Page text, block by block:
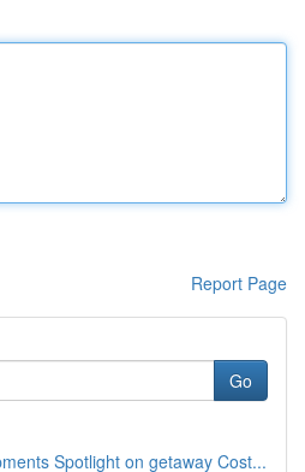
Report Page
Go
Spotlight on getaway Cost...